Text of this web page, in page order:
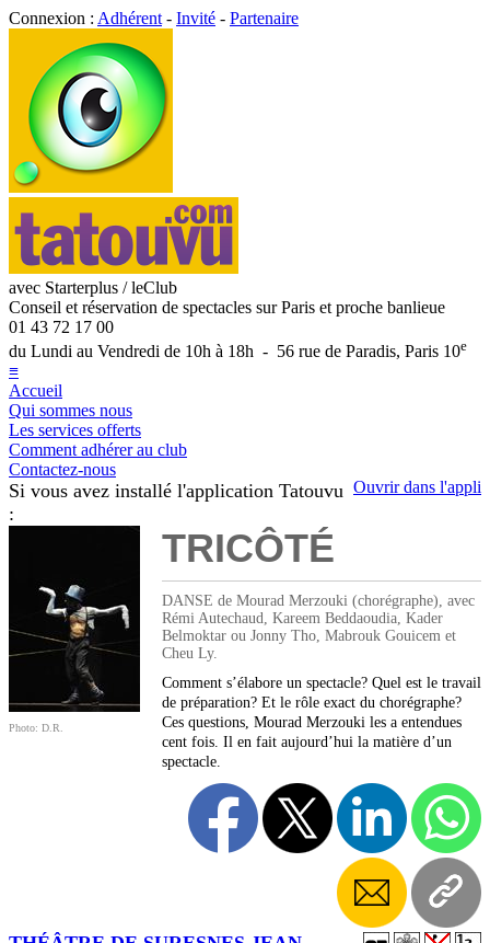
Connexion : Adhérent - Invité - Partenaire
avec Starterplus / leClub
Conseil et réservation de spectacles sur Paris et proche banlieue
01 43 72 17 00
du Lundi au Vendredi de 10h à 18h - 56 rue de Paradis, Paris 10e
≡
Accueil
Qui sommes nous
Les services offerts
Comment adhérer au club
Contactez-nous
Ouvrir dans l'appli
Si vous avez installé l'application Tatouvu
:
Photo: D.R.
TRICÔTÉ
DANSE de Mourad Merzouki (chorégraphe), avec
Rémi Autechaud, Kareem Beddaoudia, Kader
Belmoktar ou Jonny Tho, Mabrouk Gouicem et
Cheu Ly.
Comment s’élabore un spectacle? Quel est le travail
de préparation? Et le rôle exact du chorégraphe?
Ces questions, Mourad Merzouki les a entendues
cent fois. Il en fait aujourd’hui la matière d’un
spectacle.